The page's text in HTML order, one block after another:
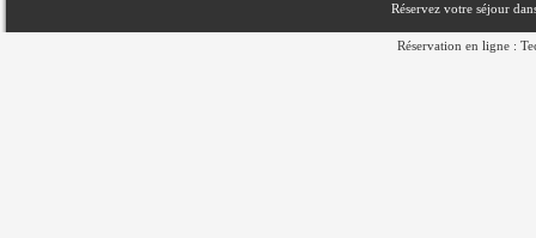
Réservez votre séjour
Réservation en ligne :